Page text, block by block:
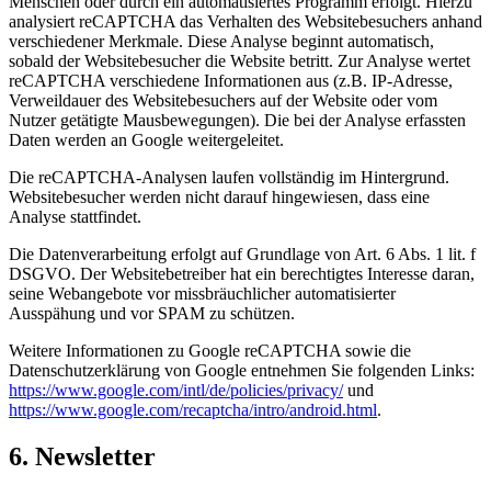
analysiert reCAPTCHA das Verhalten des Websitebesuchers anhand
verschiedener Merkmale. Diese Analyse beginnt automatisch,
sobald der Websitebesucher die Website betritt. Zur Analyse wertet
reCAPTCHA verschiedene Informationen aus (z.B. IP-Adresse,
Verweildauer des Websitebesuchers auf der Website oder vom
Nutzer getätigte Mausbewegungen). Die bei der Analyse erfassten
Daten werden an Google weitergeleitet.
Die reCAPTCHA-Analysen laufen vollständig im Hintergrund.
Websitebesucher werden nicht darauf hingewiesen, dass eine
Analyse stattfindet.
Die Datenverarbeitung erfolgt auf Grundlage von Art. 6 Abs. 1 lit. f
DSGVO. Der Websitebetreiber hat ein berechtigtes Interesse daran,
seine Webangebote vor missbräuchlicher automatisierter
Ausspähung und vor SPAM zu schützen.
Weitere Informationen zu Google reCAPTCHA sowie die
Datenschutzerklärung von Google entnehmen Sie folgenden Links:
https://www.google.com/intl/de/policies/privacy/und
https://www.google.com/recaptcha/intro/android.html.
6. Newsletter